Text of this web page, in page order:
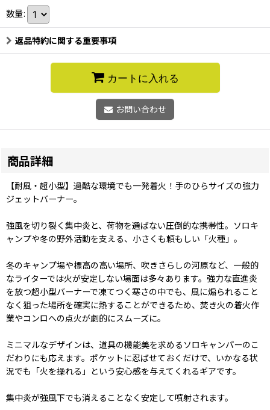
数量:
返品特約に関する重要事項
カートに入れる
お問い合わせ
商品詳細
【耐風・超小型】過酷な環境でも一発着火！手のひらサイズの強力
ジェットバーナー。
強風を切り裂く集中炎と、荷物を選ばない圧倒的な携帯性。ソロキ
ャンプや冬の野外活動を支える、小さくも頼もしい「火種」。
冬のキャンプ場や標高の高い場所、吹きさらしの河原など、一般的
なライターでは火が安定しない場面は多々あります。強力な直進炎
を放つ超小型バーナーで凍てつく寒さの中でも、風に煽られること
なく狙った場所を確実に熱することができるため、焚き火の着火作
業やコンロへの点火が劇的にスムーズに。
ミニマルなデザインは、道具の機能美を求めるソロキャンパーのこ
だわりにも応えます。ポケットに忍ばせておくだけで、いかなる状
況でも「火を操れる」という安心感を与えてくれるギアです。
集中炎が強風下でも消えることなく安定して噴射されます。